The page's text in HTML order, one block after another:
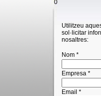
0
Utilitzeu
sol·licitar
nosaltres:
Nom *
Empresa *
Email *